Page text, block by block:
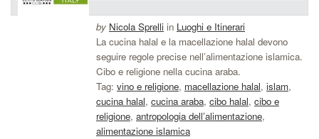
by Nicola Sprelli in Luoghi e Itinerari
La cucina halal e la macellazione halal devono
seguire regole precise nell’alimentazione islamica.
Cibo e religione nella cucina araba.
Tag: vino e religione, macellazione halal, islam,
cucina halal, cucina araba, cibo halal, cibo e
religione, antropologia dell’alimentazione,
alimentazione islamica